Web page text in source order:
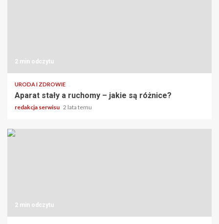
2 min odczytu
URODA I ZDROWIE
Aparat stały a ruchomy – jakie są różnice?
redakcja serwisu 2 lata temu
2 min odczytu